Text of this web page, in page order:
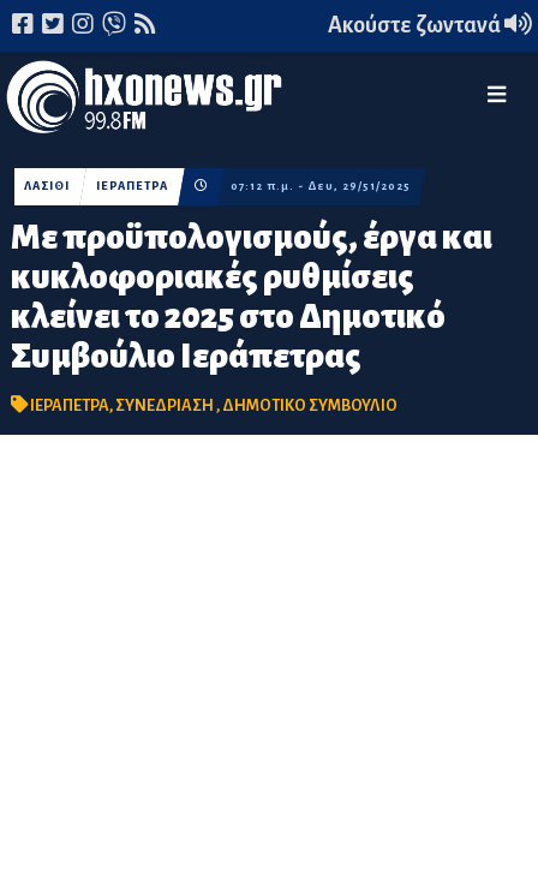
Ακούστε ζωντανά
Με προϋπολογισμούς, έργα και
κυκλοφοριακές ρυθμίσεις
κλείνει το 2025 στο Δημοτικό
Συμβούλιο Ιεράπετρας
ΛΑΣΙΘΙ ΙΕΡΑΠΕΤΡΑ 07:12 π.μ. - Δευ, 29/51/2025
ΙΕΡΑΠΕΤΡΑ, ΣΥΝΕΔΡΙΑΣΗ , ΔΗΜΟΤΙΚΟ ΣΥΜΒΟΥΛΙΟ